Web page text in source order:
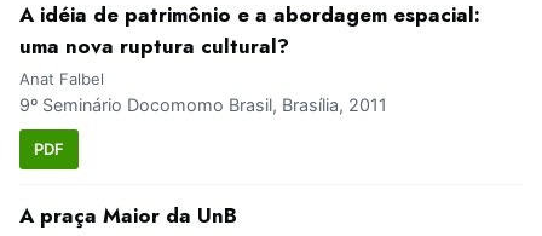
A idéia de patrimônio e a abordagem espacial:
uma nova ruptura cultural?
Anat Falbel
9º Seminário Docomomo Brasil, Brasília, 2011
PDF
A praça Maior da UnB